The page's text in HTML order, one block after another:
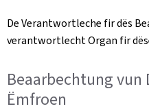
De Verantwortleche fir dës
verantwortlecht Organ fir
Beaarbechtung vun
Ëmfroen